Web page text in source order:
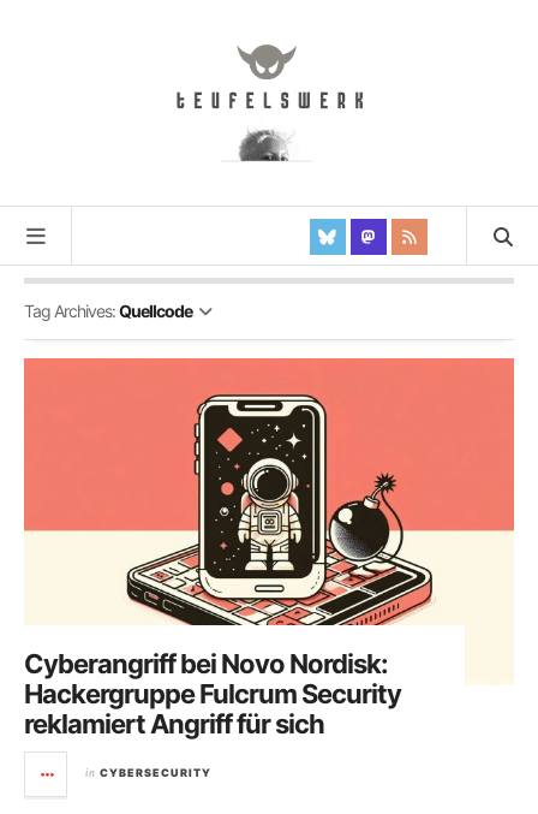
Tag Archives:Quellcode
Cyberangriff bei Novo Nordisk:
Hackergruppe Fulcrum Security
reklamiert Angriff für sich
in CYBERSECURITY